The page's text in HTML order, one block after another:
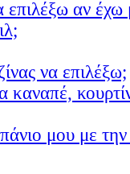
αν έχω
να επιλέξω;
καναπέ,
μου με την